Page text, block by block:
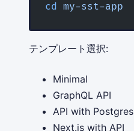
cd my-sst-app
テンプレート選択:
Minimal
GraphQL API
API with Postgres
Next.js with API